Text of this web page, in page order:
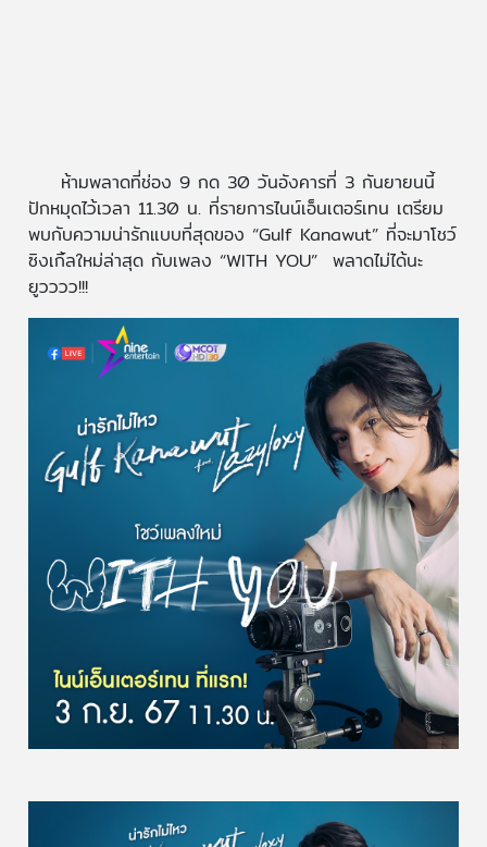
ห้ามพลาดที่ช่อง 9 กด 30 วันอังคารที่ 3 กันยายนนี้
ปักหมุดไว้เวลา 11.30 น. ที่รายการไนน์เอ็นเตอร์เทน เตรียม
พบกับความน่ารักแบบที่สุดของ “Gulf Kanawut” ที่จะมาโชว์
ซิงเกิ้ลใหม่ล่าสุด กับเพลง “WITH YOU” พลาดไม่ได้นะ
ยูวววว!!!